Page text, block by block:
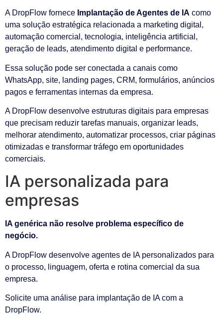
A DropFlow fornece Implantação de Agentes de IA como
uma solução estratégica relacionada a marketing digital,
automação comercial, tecnologia, inteligência artificial,
geração de leads, atendimento digital e performance.
Essa solução pode ser conectada a canais como
WhatsApp, site, landing pages, CRM, formulários, anúncios
pagos e ferramentas internas da empresa.
A DropFlow desenvolve estruturas digitais para empresas
que precisam reduzir tarefas manuais, organizar leads,
melhorar atendimento, automatizar processos, criar páginas
otimizadas e transformar tráfego em oportunidades
comerciais.
IA personalizada para
empresas
IA genérica não resolve problema específico de
negócio.
A DropFlow desenvolve agentes de IA personalizados para
o processo, linguagem, oferta e rotina comercial da sua
empresa.
Solicite uma análise para implantação de IA com a
DropFlow.